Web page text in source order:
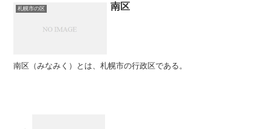
札幌市の区 南区
南区（みなみく）とは、札幌市の行政区である。